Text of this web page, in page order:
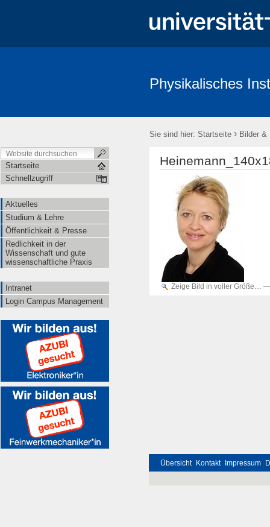
Physikalisches
Sie sind hier: Startseite › Bilder &
Startseite
Schnellzugriff
Aktuelles
Studium & Lehre
Öffentlichkeit & Presse
Redlichkeit in der
Wissenschaft und gute
wissenschaftliche Praxis
Intranet
Login Campus Management
Zeige Bild in voller Größe…
Übersicht Kontakt Impressum